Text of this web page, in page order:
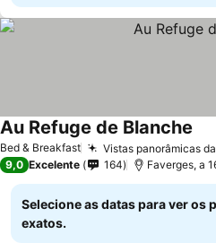
Bed & Breakfast Vistas panorâmicas
Au Refuge de Blanche
9,0 Excelente 164 Faverges, a
Selecione as datas para ver os
exatos.